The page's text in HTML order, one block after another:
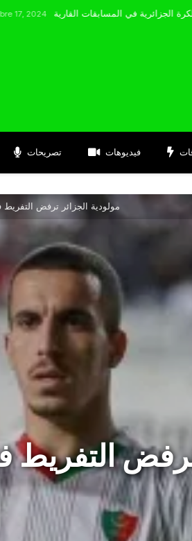
تصريحات فيديوهات
مولودية الجزائر ترفض
ترفض